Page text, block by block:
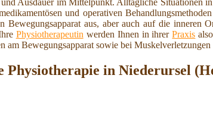
und operativen
aus, aber auch auf die inneren
Physiotherapeutin werden Ihnen in ihrerPraxis
Bewegungsapparat sowie bei
in Niederursel